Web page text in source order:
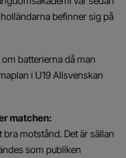
befinner sig på
batterierna då man
i U19 Allsvenskan
matchen:
motstånd. Det är sällan
som publiken